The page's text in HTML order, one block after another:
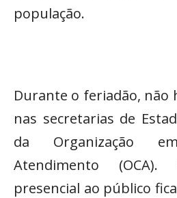
população.
Durante o feriadão, não
nas secretarias de
da Organização
Atendimento
presencial ao público